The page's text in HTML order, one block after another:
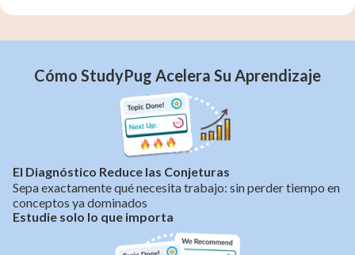
Cómo StudyPug Acelera Su Aprendizaje
El Diagnóstico Reduce las Conjeturas
Sepa exactamente qué necesita trabajo: sin perder tiempo en
conceptos ya dominados
Estudie solo lo que importa